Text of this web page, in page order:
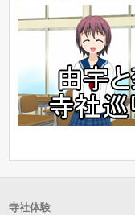
寺社体験